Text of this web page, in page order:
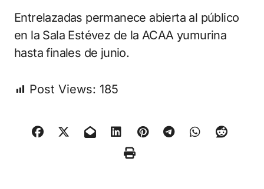
Entrelazadas permanece abierta al público
en la Sala Estévez de la ACAA yumurina
hasta finales de junio.
Post Views: 185